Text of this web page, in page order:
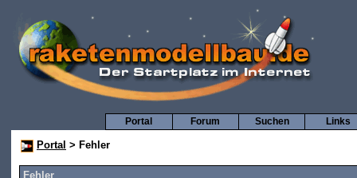
Links
Suchen
Forum
Portal
Portal > Fehler
Fehler